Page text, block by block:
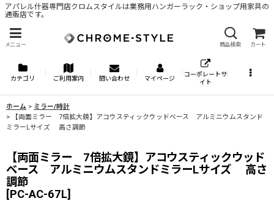
アパレル什器専門店クロムスタイルは業務用ハンガーラック・ショップ用家具の
通販店です。
メニュー 商品検索 カート
カテゴリ ご利用案内 問い合わせ マイページ
コーポレートサ
イト
ホーム > ミラー/時計
>
【両面ミラー 7倍拡大鏡】アコウスティックウッドベース アルミニウムスタンド
ミラーLサイズ 高さ調節
【両面ミラー 7倍拡大鏡】アコウスティックウッド
ベース アルミニウムスタンドミラーLサイズ 高さ
調節
[PC-AC-67L]